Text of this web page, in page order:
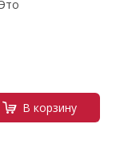
В корзину